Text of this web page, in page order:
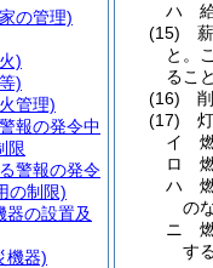
ハ
(15)
と。
ること
(16)
(17)
イ
ロ
ハ
の
ニ
す
の管理)
)
)
管理)
報の発令中
限
警報の発令
の制限)
器の設置及
機器)